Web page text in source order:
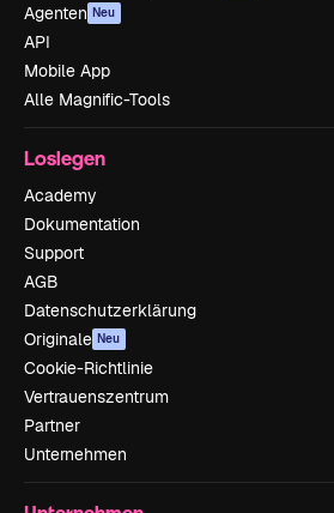
Agenten Neu
API
Mobile App
Alle Magnific-Tools
Loslegen
Academy
Dokumentation
Support
AGB
Datenschutzerklärung
Originale Neu
Cookie-Richtlinie
Vertrauenszentrum
Partner
Unternehmen